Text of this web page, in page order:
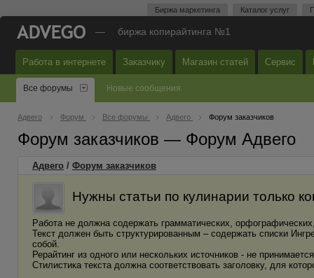
Биржа маркетинга Каталог услуг
— биржа копирайтинга №1
Работа в интернете Заказчику Магазин статей Сервис
Все форумы Новые сообщения
Адвего Форум Все форумы Адвего Форум заказчиков
Форум заказчиков — Форум Адвего
Адвего / Форум заказчиков
Нужны статьи по кулинарии только
Работа не должна содержать грамматических,
Текст должен быть структурированным – содержать списки
собой.
Рерайтинг из одного или нескольких источников - не
Стилистика текста должна соответствовать заголовку, для